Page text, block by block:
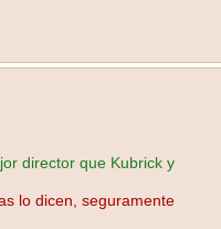
director que Kubrick y
lo dicen, seguramente